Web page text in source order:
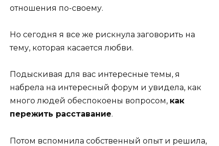
отношения по-своему.
Но сегодня я все же рискнула заговорить на
тему, которая касается любви.
Подыскивая для вас интересные темы, я
набрела на интересный форум и увидела, как
много людей обеспокоены вопросом, как
пережить расставание.
Потом вспомнила собственный опыт и решила,